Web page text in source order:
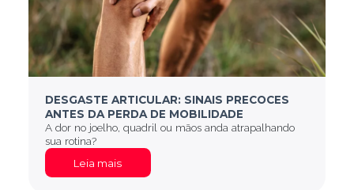
DESGASTE ARTICULAR: SINAIS PRECOCES
ANTES DA PERDA DE MOBILIDADE
A dor no joelho, quadril ou mãos anda atrapalhando
sua rotina?
Leia mais